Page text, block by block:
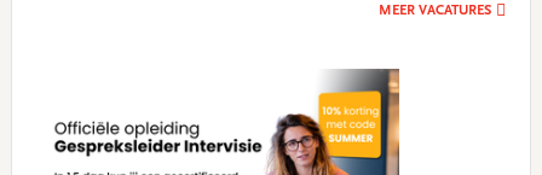
MEER VACATURES